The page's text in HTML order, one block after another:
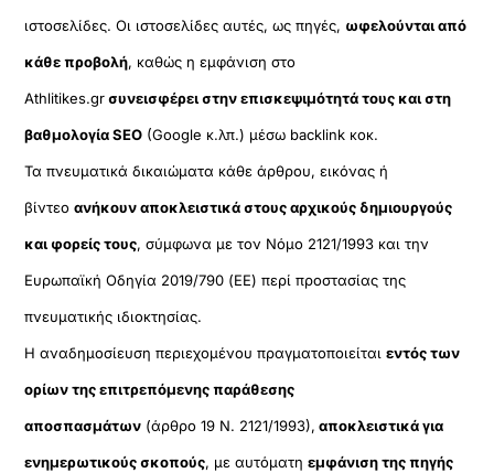
ιστοσελίδες. Οι ιστοσελίδες αυτές, ως πηγές, ωφελούνται από
κάθε προβολή, καθώς η εμφάνιση στο
Athlitikes.grσυνεισφέρει στην επισκεψιμότητά τους και στη
βαθμολογία SEO (Google κ.λπ.) μέσω backlink κοκ.
Τα πνευματικά δικαιώματα κάθε άρθρου, εικόνας ή
βίντεοανήκουν αποκλειστικά στους αρχικούς δημιουργούς
και φορείς τους, σύμφωνα με τον Νόμο 2121/1993 και την
Ευρωπαϊκή Οδηγία 2019/790 (ΕΕ) περί προστασίας της
πνευματικής ιδιοκτησίας.
Η αναδημοσίευση περιεχομένου πραγματοποιείταιεντός των
ορίων της επιτρεπόμενης παράθεσης
αποσπασμάτων (άρθρο 19 Ν. 2121/1993), αποκλειστικά για
ενημερωτικούς σκοπούς, με αυτόματηεμφάνιση της πηγής